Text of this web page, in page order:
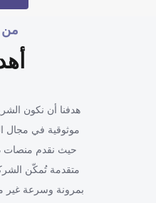
من
هدفنا أن نكون
موثوقية في مجال
حيث نقدم منصات
متقدمة تُمكّن
بمرونة وسرعة غير